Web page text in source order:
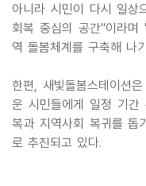
아니라 시민이 다시 일상
회복 중심의 공간"이라
역 돌봄체계를 구축해 나
한편, 새빛돌봄스테이션
운 시민들에게 일정 기
복과 지역사회 복귀를 돕
로 추진되고 있다.